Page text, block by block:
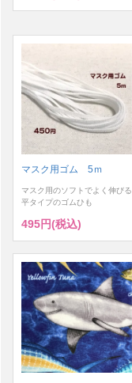
マスク用ゴム 5ｍ
マスク用のソフトでよく伸びる
平タイプのゴムひも
495円(税込)